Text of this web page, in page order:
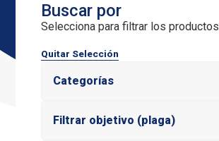
Buscar por
Selecciona para filtrar los productos
Quitar Selección
Categorías
Filtrar objetivo (plaga)